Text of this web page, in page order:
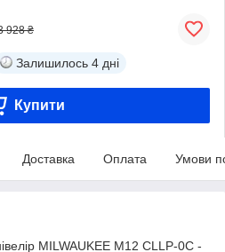
928 ₴
Залишилось 4 дні
Купити
Доставка Оплата Умови
MILWAUKEE M12 CLLP-0C -